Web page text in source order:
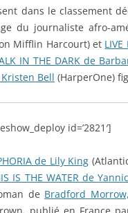
dans le classement
du journaliste afro-
Mifflin Harcourt) et
IN THE DARK de
Kristen Bell (HarperOne)
id=’2821′]
de Lily King
IS THE WATER de
de Bradford Morrow,